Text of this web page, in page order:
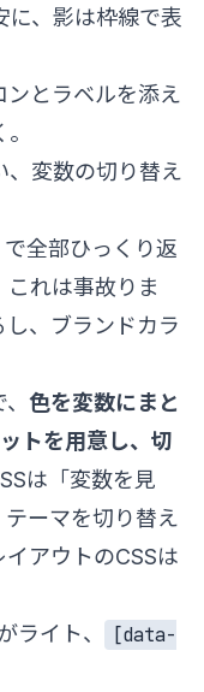
に、影は枠線で表
とラベルを添え
、変数の切り替え
で全部ひっくり返
れは事故りま
、ブランドカラ
色を変数にまと
トを用意し、切
は「変数を見
ーマを切り替え
アウトのCSSは
ライト、
[data-